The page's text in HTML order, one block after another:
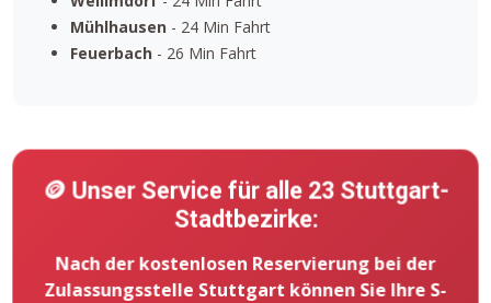
Mühlhausen - 24 Min Fahrt
Feuerbach - 26 Min Fahrt
🪙 Unser Service für alle 23 Stuttgart-
Stadtbezirke:
Nach der kostenlosen Reservierung bei der
Zulassungsstelle Stuttgart können Sie Ihre S-